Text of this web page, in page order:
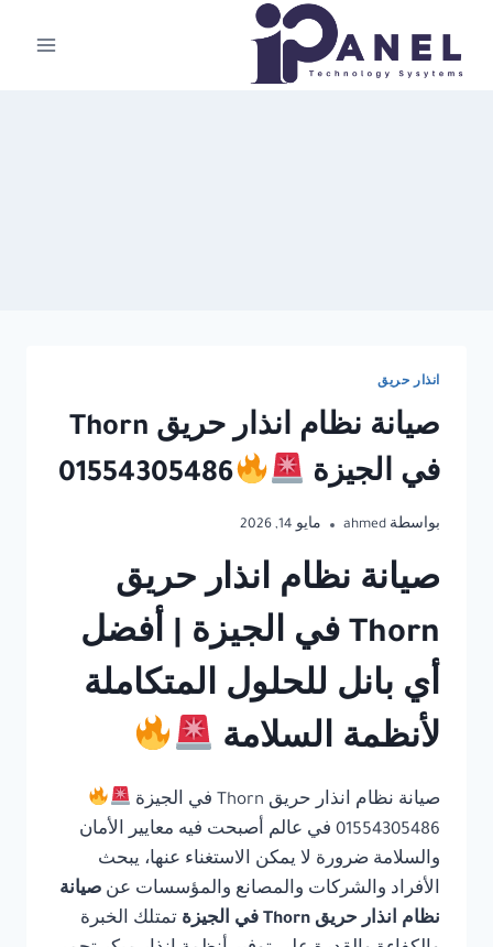
المحتوى
انذار حريق
صيانة نظام انذار حريق Thorn
في الجيزة
01554305486
بواسطة ahmed مايو 14, 2026
صيانة نظام انذار حريق
Thorn في الجيزة | أفضل
أي بانل للحلول المتكاملة
لأنظمة السلامة
صيانة نظام انذار حريق Thorn في الجيزة
01554305486 في عالم أصبحت فيه معايير الأمان
والسلامة ضرورة لا يمكن الاستغناء عنها، يبحث
الأفراد والشركات والمصانع والمؤسسات عن صيانة
نظام انذار حريق Thorn في الجيزة
تمتلك الخبرة